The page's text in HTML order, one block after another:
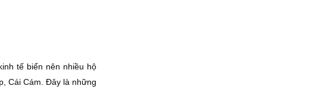
tế biển nên nhiều hộ
Cái Cám. Đây là những